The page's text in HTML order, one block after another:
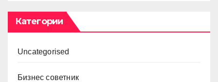
Категории
Uncategorised
Бизнес советник